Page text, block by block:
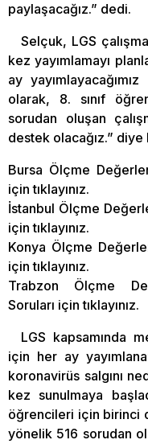
paylaşacağız.” dedi.
Selçuk, LGS
kez yayımlamayı
ay
olarak, 8. sınıf
sorudan oluşan
destek olacağız.” diye
Bursa Ölçme
için tıklayınız.
İstanbul Ölçme
için tıklayınız.
Konya Ölçme
için tıklayınız.
Trabzon Ölçme
Soruları için tıklayınız.
LGS kapsamında
için her ay
koronavirüs salgını
kez sunulmaya
öğrencileri için birinci
yönelik 516 sorudan